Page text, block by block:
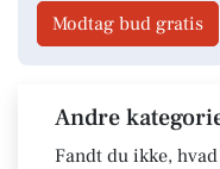
Modtag bud gratis
Andre
Fandt du ikke,